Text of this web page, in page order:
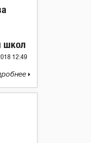
школ
12:49